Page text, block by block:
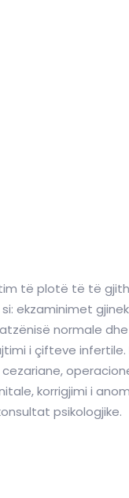
të plotë të të
ekzaminimet
normale dhe
i çifteve infertile.
korrigjimi i
psikologjike.